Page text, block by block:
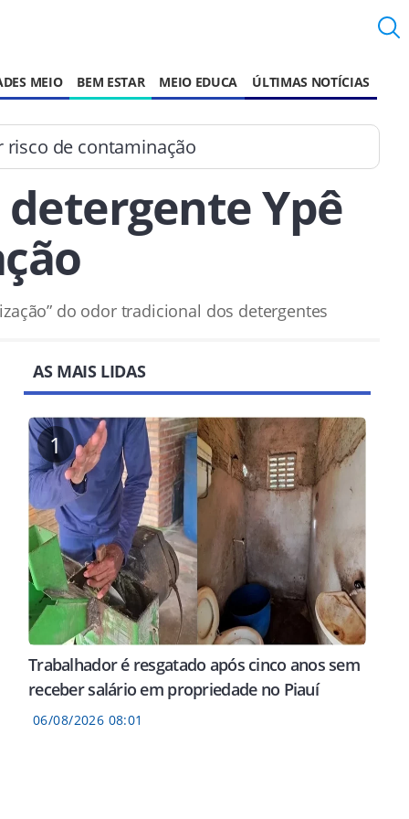
MEIO BEM ESTAR MEIO EDUCA ÚLTIMAS NOTÍCIAS
risco de contaminação
Ypê
do odor tradicional dos detergentes
AS MAIS LIDAS
1
Trabalhador é resgatado após cinco anos sem
receber salário em propriedade no Piauí
06/08/2026 08:01